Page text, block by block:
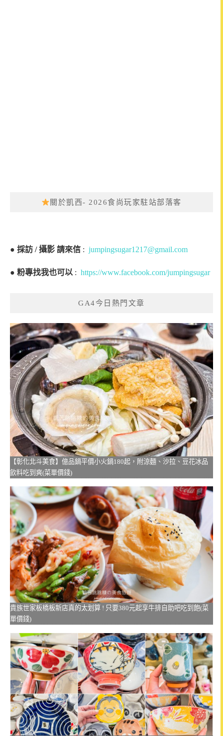
關於凱西- 2026食尚玩家駐站部落客
● 採訪 / 攝影 請來信 : jumpingsugar1217@gmail.com
● 粉專找我也可以 : https://www.facebook.com/jumpingsugar
GA4今日熱門文章
【彰化北斗美食】億品鍋平價小火鍋180起，附涼麵、沙拉、豆花冰品
飲料吃到爽(菜單價錢)
貴族世家板橋板新店真的太划算 ! 只要380元起享牛排自助吧吃到飽(菜
單價錢)